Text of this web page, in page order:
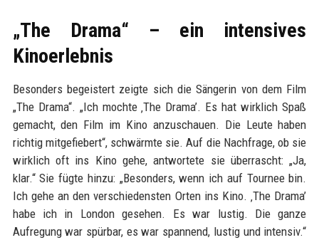
„The Drama“ – ein intensives
Kinoerlebnis
Besonders begeistert zeigte sich die Sängerin von dem Film
„The Drama“. „Ich mochte ‚The Drama’. Es hat wirklich Spaß
gemacht, den Film im Kino anzuschauen. Die Leute haben
richtig mitgefiebert“, schwärmte sie. Auf die Nachfrage, ob sie
wirklich oft ins Kino gehe, antwortete sie überrascht: „Ja,
klar.“ Sie fügte hinzu: „Besonders, wenn ich auf Tournee bin.
Ich gehe an den verschiedensten Orten ins Kino. ‚The Drama’
habe ich in London gesehen. Es war lustig. Die ganze
Aufregung war spürbar, es war spannend, lustig und intensiv.“